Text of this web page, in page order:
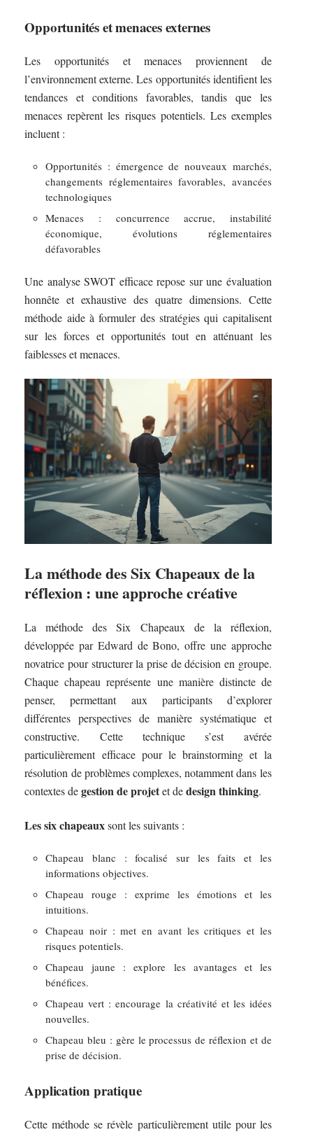
Opportunités et menaces externes
Les opportunités et menaces proviennent de
l’environnement externe. Les opportunités identifient les
tendances et conditions favorables, tandis que les
menaces repèrent les risques potentiels. Les exemples
incluent :
Opportunités : émergence de nouveaux marchés,
changements réglementaires favorables, avancées
technologiques
Menaces : concurrence accrue, instabilité
économique, évolutions réglementaires
défavorables
Une analyse SWOT efficace repose sur une évaluation
honnête et exhaustive des quatre dimensions. Cette
méthode aide à formuler des stratégies qui capitalisent
sur les forces et opportunités tout en atténuant les
faiblesses et menaces.
La méthode des Six Chapeaux de la
réflexion : une approche créative
La méthode des Six Chapeaux de la réflexion,
développée par Edward de Bono, offre une approche
novatrice pour structurer la prise de décision en groupe.
Chaque chapeau représente une manière distincte de
penser, permettant aux participants d’explorer
différentes perspectives de manière systématique et
constructive. Cette technique s’est avérée
particulièrement efficace pour le brainstorming et la
résolution de problèmes complexes, notamment dans les
contextes degestion de projetet dedesign thinking.
Les six chapeauxsont les suivants :
Chapeau blanc : focalisé sur les faits et les
informations objectives.
Chapeau rouge : exprime les émotions et les
intuitions.
Chapeau noir : met en avant les critiques et les
risques potentiels.
Chapeau jaune : explore les avantages et les
bénéfices.
Chapeau vert : encourage la créativité et les idées
nouvelles.
Chapeau bleu : gère le processus de réflexion et de
prise de décision.
Application pratique
Cette méthode se révèle particulièrement utile pour les